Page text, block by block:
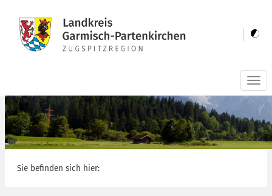
Sie befinden sich hier: